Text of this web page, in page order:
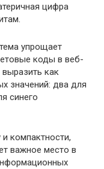
цифра
упрощает
коды в веб-
как
значений: два для
синего
компактности,
важное место в